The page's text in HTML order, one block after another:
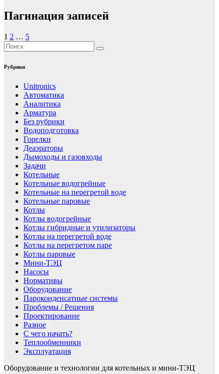
Пагинация записей
1 2 … 5
Рубрики
Unitronics
Автоматика
Аналитика
Арматура
Без рубрики
Водоподготовка
Горелки
Деаэраторы
Дымоходы и газовходы
Задачи
Котельные
Котельные водогрейные
Котельные на перегретой воде
Котельные паровые
Котлы
Котлы водогрейные
Котлы гибридные и утилизаторы
Котлы на перегретой воде
Котлы на перегретом паре
Котлы паровые
Мини-ТЭЦ
Насосы
Нормативы
Оборудование
Пароконденсатные системы
Проблемы / Решения
Проектирование
Разное
С чего начать?
Теплообменники
Эксплуатация
Оборудование и технологии для котельных и мини-ТЭЦ